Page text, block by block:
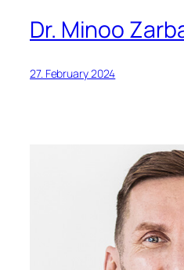
Dr. Minoo
27. February 2024